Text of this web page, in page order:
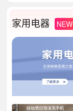
家用电器 NEW